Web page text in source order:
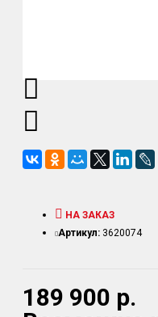
189 900 р.
НА ЗАКАЗ
Артикул: 3620074